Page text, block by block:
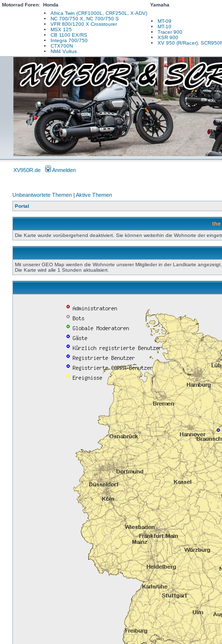
Motorrad Foren: Honda
Yamaha
Africa Twin (CRF1000L, CRF250L, X-ADV)
NC 700/750 X, NC 700/750 S
VFR 800/1200 X Crosstourer
MSX 125
CB 1100 EX/RS
Integra 700/750
CTX700N
NM4 Vultus
MT-09
MT-10
Tracer 900
XSR 900
XV 950 (R/Racer),
XV950R.de Anmelden
Unbeantwortete Themen | Aktive Themen
Portal
the
Die Karte wurde vorübergehend deaktiviert. Sie können weiterhin die Wohnorte der
Mit unserer GEO Map werden die Wohnorte unserer Mitglieder in der Landkarte
Die Karte wird alle 1 Stunden aktualisiert.